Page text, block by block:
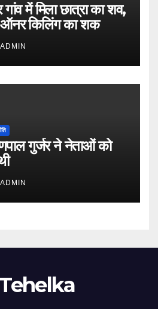
में मिला छात्रा का शव,
ऑनर किलिंग का शक
ADMIN
गुर्जर ने नेताओं को
ADMIN